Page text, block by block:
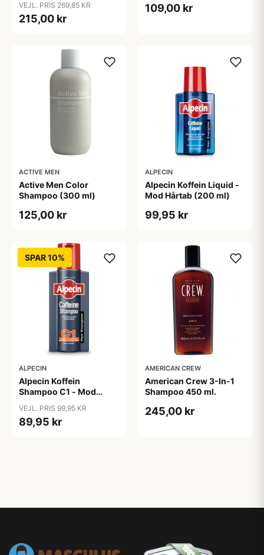
VEJL. PRIS 269,85 KR
215,00 kr
109,00 kr
ACTIVE MEN
Active Men Color
Shampoo (300 ml)
125,00 kr
ALPECIN
Alpecin Koffein Liquid -
Mod Hårtab (200 ml)
99,95 kr
SPAR 10%
ALPECIN
Alpecin Koffein
Shampoo C1 - Mod
VEJL. PRIS 99,95 KR
89,95 kr
AMERICAN CREW
American Crew 3-In-1
Shampoo 450 ml.
245,00 kr